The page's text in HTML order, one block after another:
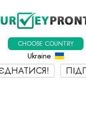
CHOOSE COUNTRY
Ukraine